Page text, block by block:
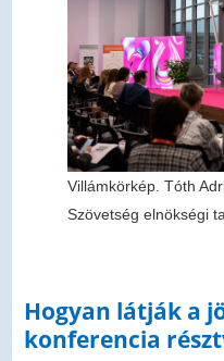
Villámkörkép. Tóth
Szövetség elnökségi
Hogyan látják a
konferencia